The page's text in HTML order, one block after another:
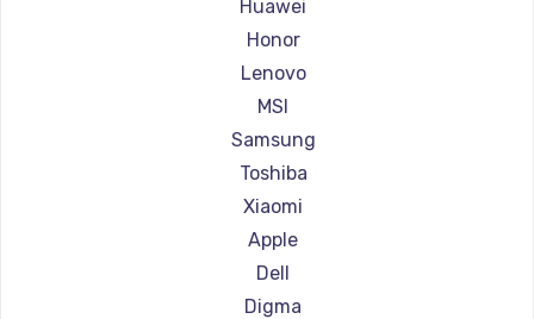
Ремонт ноутбуков Getac
Ремонт ноутбуков Epson
Ремонт ноутбуков Philips
Ремонт ноутбуков LG
Ремонт ноутбуков Panasonic
Ремонт ноутбуков Irbis
Ремонт ноутбуков Thunderobot
Ремонт ноутбуков Hasee
Ремонт ноутбуков ZTE
Huawei
Honor
Lenovo
MSI
Samsung
Toshiba
Xiaomi
Apple
Dell
Digma